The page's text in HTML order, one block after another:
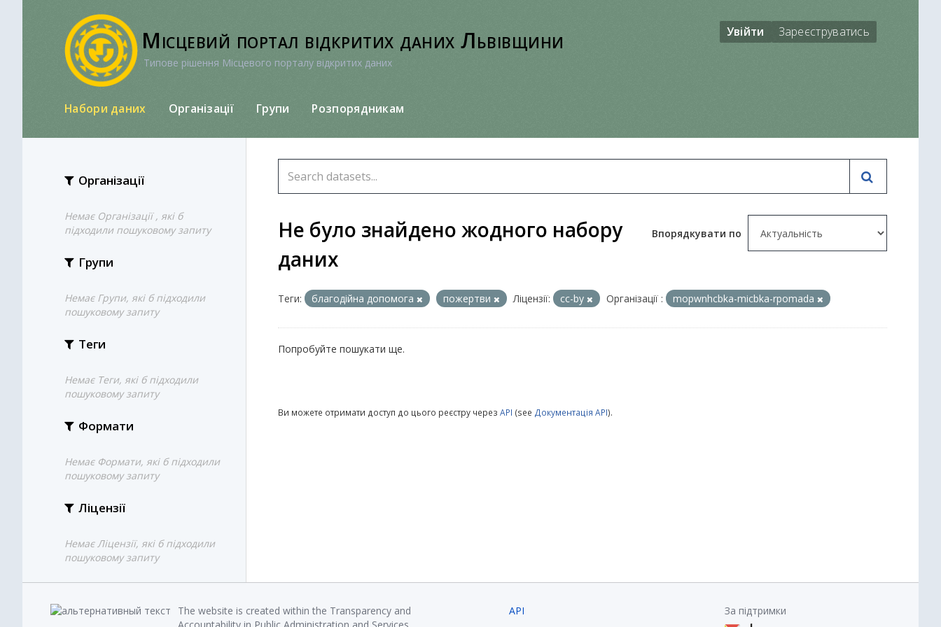
Місцевий портал відкритих даних Львівщини
Типове рішення Місцевого порталу відкритих даних
Увійти Зареєструватись
Набори даних Організації Групи Розпорядникам
Організації
Немає Організації , які б
підходили пошуковому запиту
Групи
Немає Групи, які б підходили
пошуковому запиту
Теги
Немає Теги, які б підходили
пошуковому запиту
Формати
Немає Формати, які б підходили
пошуковому запиту
Ліцензії
Немає Ліцензії, які б підходили
пошуковому запиту
Впорядкувати по
Не було знайдено жодного набору
даних
Теги: благодійна допомога пожертви Ліцензії: cc-by Організації : mopwnhcbka-micbka-rpomada
Попробуйте пошукати ще.
Ви можете отримати доступ до цього реєстру через API (see Документація API).
The website is created within the Transparency and
API
За підтримки